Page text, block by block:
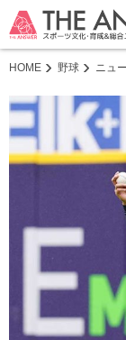
HOME 野球 ニュ